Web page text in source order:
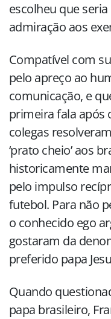
escolheu que
admiração aos
Compatível com
pelo apreço ao
comunicação, e
primeira fala após
colegas
‘prato cheio’ aos
historicamente
pelo impulso
futebol. Para não
o conhecido ego
gostaram da
preferido papa
Quando
papa brasileiro,